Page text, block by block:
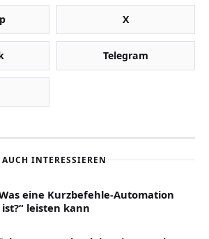
X
Telegram
INTERESSIEREN
eine Kurzbefehle-Automation
leisten kann